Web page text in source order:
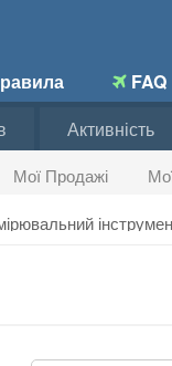
FAQ
Мої Продажі
Активність